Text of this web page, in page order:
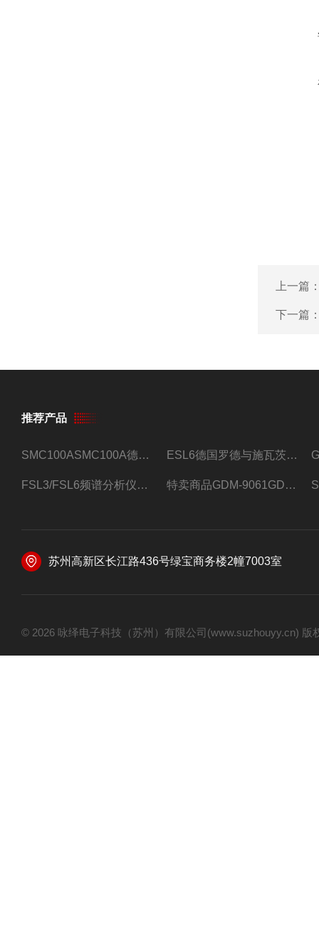
上一篇
下一篇
推荐产品
SMC100ASMC100A德国罗德与施瓦茨射频信号源 ESL6德国罗德与施瓦茨预认证EMI接收机
FSL3/FSL6频谱分析仪FSL3/FSL6罗德与施瓦茨 特卖商品GDM-9061GDM-9061台式万用表
苏州高新区长江路436号绿宝商务楼2幢7003室
© 2026 咏绎电子科技（苏州）有限公司(www.suzhouyy.cn)